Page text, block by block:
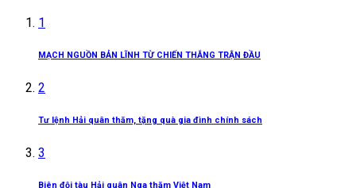
1
MẠCH NGUỒN BẢN LĨNH TỪ CHIẾN THẮNG TRẬN ĐẦU
2
Tư lệnh Hải quân thăm, tặng quà gia đình chính sách
3
Biên đội tàu Hải quân Nga thăm Việt Nam